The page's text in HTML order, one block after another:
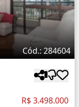
Cód.: 284604
R$ 3.498.000